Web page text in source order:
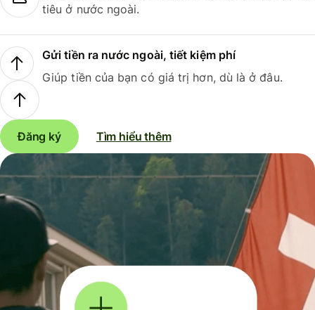
tiêu ở nước ngoài.
Gửi tiền ra nước ngoài, tiết kiệm phí
Giúp tiền của bạn có giá trị hơn, dù là ở đâu.
Đăng ký Tìm hiểu thêm